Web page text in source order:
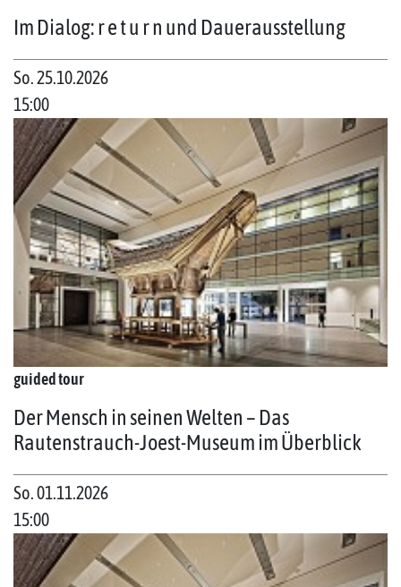
Im Dialog: r e t u r n und Dauerausstellung
So. 25.10.2026
15:00
guided tour
Der Mensch in seinen Welten – Das
Rautenstrauch-Joest-Museum im Überblick
So. 01.11.2026
15:00